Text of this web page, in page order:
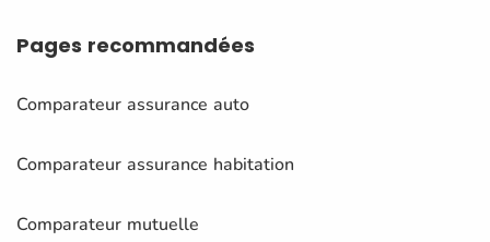
Pages recommandées
Comparateur assurance auto
Comparateur assurance habitation
Comparateur mutuelle